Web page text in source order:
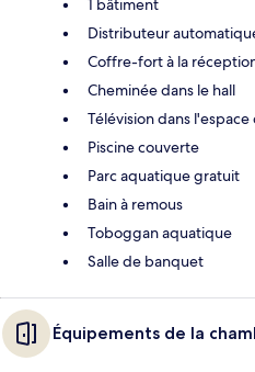
1 bâtiment
Distributeur
Coffre-fort à la
Cheminée dans le hall
Télévision dans
Piscine couverte
Parc aquatique gratuit
Bain à remous
Toboggan aquatique
Salle de banquet
Équipements de la